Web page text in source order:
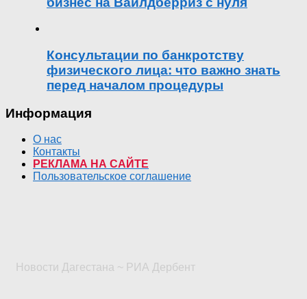
Консультации по банкротству
физического лица: что важно знать
перед началом процедуры
Информация
О нас
Контакты
РЕКЛАМА НА САЙТЕ
Пользовательское соглашение
Новости Дагестана ~ РИА Дербент